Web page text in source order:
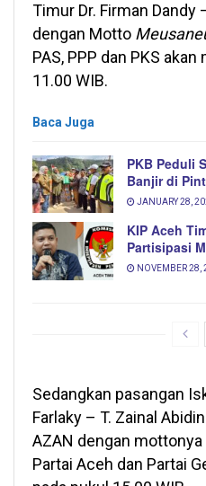
Timur Dr. Firman Dandy
dengan Motto
PAS, PPP dan PKS
11.00 WIB.
Baca Juga
PKB Peduli
Banjir di
JANUARY 28,
KIP Aceh
Partisipasi
NOVEMBER 28,
Sedangkan pasangan
Farlaky – T. Zainal
AZAN dengan mottonya
Partai Aceh dan Partai